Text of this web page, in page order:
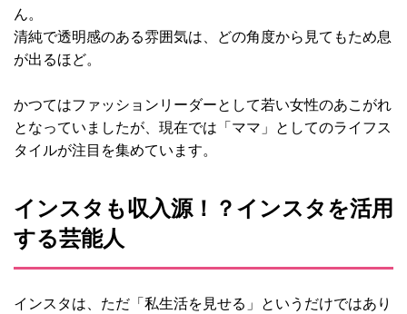
ん。
清純で透明感のある雰囲気は、どの角度から見てもため息
が出るほど。
かつてはファッションリーダーとして若い女性のあこがれ
となっていましたが、現在では「ママ」としてのライフス
タイルが注目を集めています。
インスタも収入源！？インスタを活用
する芸能人
インスタは、ただ「私生活を見せる」というだけではあり